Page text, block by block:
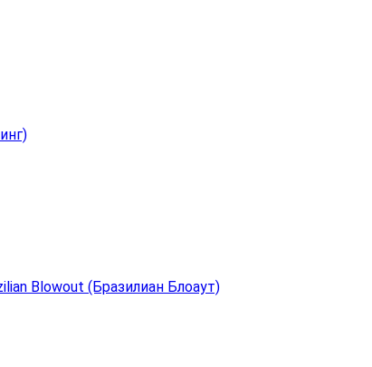
Blowout (Бразилиан Блоаут)